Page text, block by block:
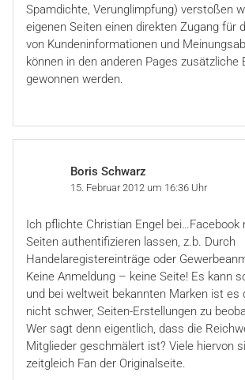
Spamdichte, Verunglimpfung) verstoßen
eigenen Seiten einen direkten Zugang für
von Kundeninformationen und
können in den anderen Pages zusätzliche
gewonnen werden.
Boris Schwarz
15. Februar 2012 um 16:36 Uhr
Ich pflichte Christian Engel bei…Facebook
Seiten authentifizieren lassen, z.b. Durch
Handelaregistereinträge oder
Keine Anmeldung – keine Seite! Es kann
und bei weltweit bekannten Marken ist es
nicht schwer, Seiten-Erstellungen zu
Wer sagt denn eigentlich, dass die
Mitglieder geschmälert ist? Viele hiervon
zeitgleich Fan der Originalseite.